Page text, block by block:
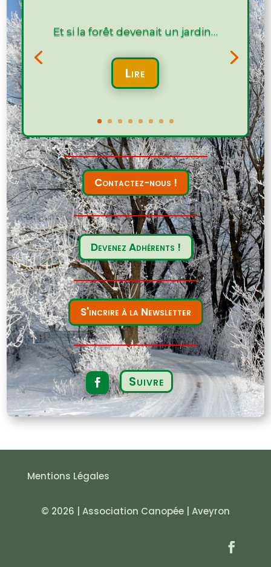
Et si la forêt devenait un jardin…
Lire
Contactez-nous !
Devenez Adhérents !
S'incrire à la Newsletter
Suivre
Mentions Légales
© 2026 | Association Canopée | Aveyron